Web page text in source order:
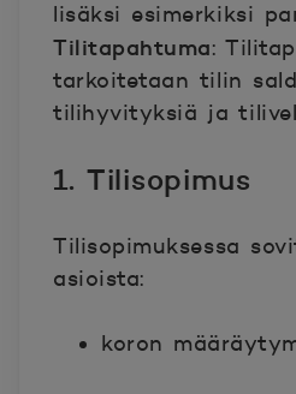
lisäksi esimerkiksi
Tilitapahtuma:
tarkoitetaan tilin
tilihyvityksiä ja
1. Tilisopimus
Tilisopimuksessa
asioista:
koron